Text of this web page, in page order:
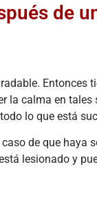
de
Entonces
la calma en
lo que está
de que haya
lesionado y